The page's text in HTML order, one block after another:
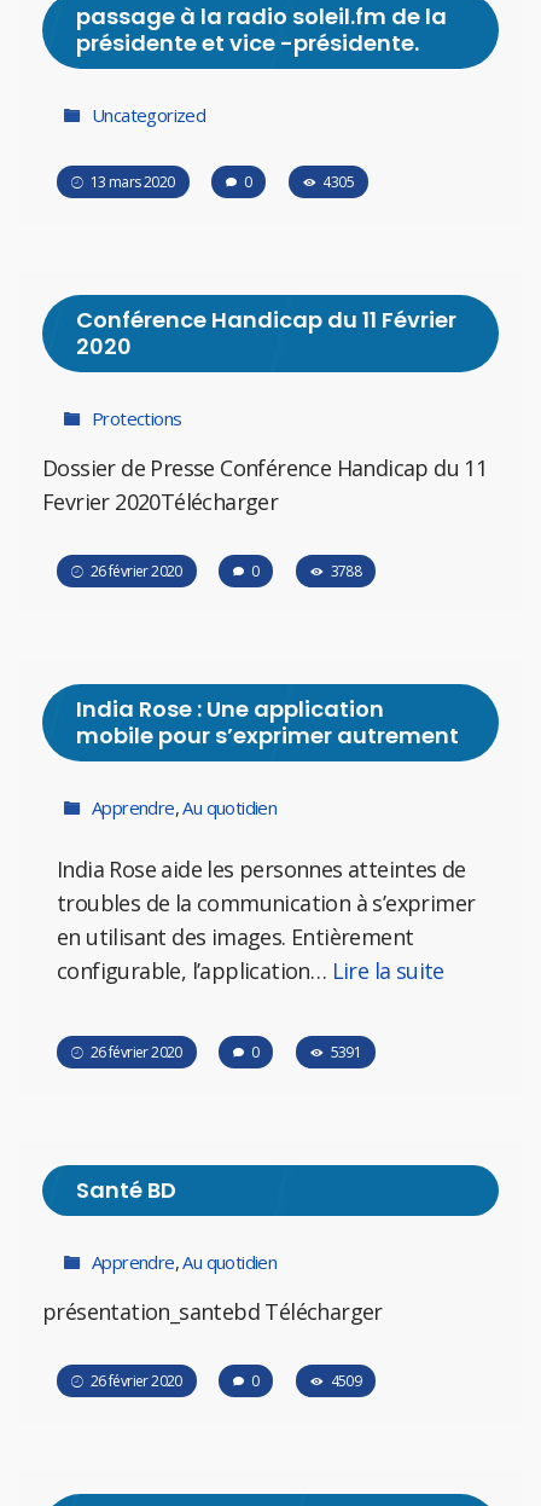
passage à la radio soleil.fm de la
présidente et vice -présidente.
Uncategorized
13 mars 2020 0 4305
Conférence Handicap du 11 Février
2020
Protections
Dossier de Presse Conférence Handicap du 11
Fevrier 2020Télécharger
26 février 2020 0 3788
India Rose : Une application
mobile pour s’exprimer autrement
Apprendre,Au quotidien
India Rose aide les personnes atteintes de
troubles de la communication à s’exprimer
en utilisant des images. Entièrement
configurable, l’application… Lire la suite
26 février 2020 0 5391
Santé BD
Apprendre,Au quotidien
présentation_santebd Télécharger
26 février 2020 0 4509